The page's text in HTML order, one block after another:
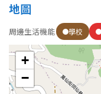
5-10 年
20-30 年
地圖
周邊生活機能 學校
+
−